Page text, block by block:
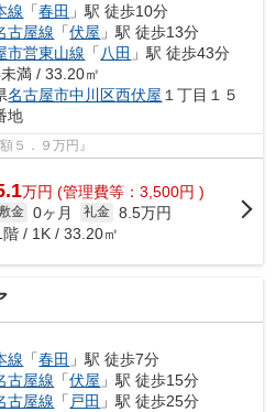
線 「春田 」駅 徒歩10分
古屋線 「伏屋 」駅 徒歩13分
市営東山線 「八田 」駅 徒歩43分
満 / 33.20㎡
名古屋市中川区西伏屋 １丁目１５
地
５．９万円』
万円 (管理費等：3,500円 )
金 0ヶ月 礼金 8.5万円
階 / 1K / 33.20㎡
線 「春田 」駅 徒歩7分
古屋線 「伏屋 」駅 徒歩15分
古屋線 「 戸田 」駅 徒歩25分